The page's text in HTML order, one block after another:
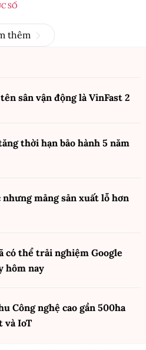
SỐ
thêm
sân vận động là VinFast 2
thời hạn bảo hành 5 năm
mảng sản xuất lỗ hơn
có thể trải nghiệm Google
hôm nay
Công nghệ cao gần 500ha
và IoT